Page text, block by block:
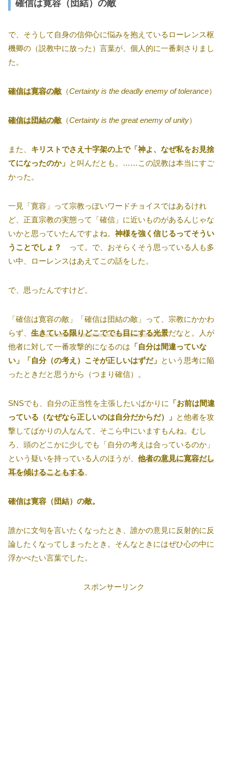
確信は寛容（団結）の敵
で、そうして自身の信仰心に悩みを抱えているローレンス枢
機卿の（説教中に放った）言葉が、個人的に一番刺さりまし
た。
確信は寛容の敵 （Certainty is the deadly enemy of tolerance）
確信は団結の敵 （Certainty is the great enemy of unity）
また、 キリストでさえ十字架の上で「神よ、なぜ私をお見捨
てになったのか」 と叫んだとも。……この説教は本当にすご
かった。
一見「寛容」って宗教っぽいワードチョイスではあるけれ
ど、正直宗教の実態って「確信」に近いものがあるんじゃな
いかと思っていたんですよね。 神様を強く信じるってそうい
うことでしょ？
って。で、おそらくそう思っている人も多
い中、ローレンスはあえてこの話をした。
で、思ったんですけど。
「確信は寛容の敵」「確信は団結の敵」って、宗教にかかわ
らず、 生きている限りどこででも目にする光景だなと。人が
他者に対して一番攻撃的になるのは 「自分は間違っていな
い」「自分（の考え）こそが正しいはずだ」 という思考に陥
ったときだと思うから（つまり確信）。
SNSでも、自分の正当性を主張したいばかりに
「お前は間違
っている（なぜなら正しいのは自分だからだ）」 と他者を攻
撃してばかりの人なんて、そこら中にいますもんね。むし
ろ、頭のどこかに少しでも「自分の考えは合っているのか」
という疑いを持っている人のほうが、 他者の意見に寛容だし
耳を傾けることもする。
確信は寛容（団結）の敵。
誰かに文句を言いたくなったとき、誰かの意見に反射的に反
論したくなってしまったとき。そんなときにはぜひ心の中に
浮かべたい言葉でした。
スポンサーリンク